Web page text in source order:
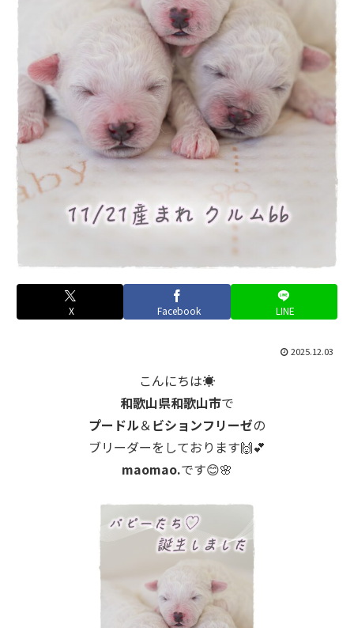
X Facebook LINE
2025.12.03
こんにちは☀️
和歌山県和歌山市で
プードル＆ビションフリーゼの
ブリーダーをしております🙌💕
maomao.です😊🌸